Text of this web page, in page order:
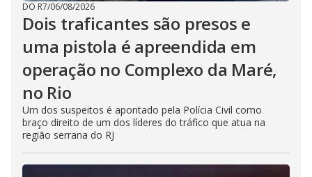
DO R7/06/08/2026
Dois traficantes são presos e
uma pistola é apreendida em
operação no Complexo da Maré,
no Rio
Um dos suspeitos é apontado pela Polícia Civil como
braço direito de um dos líderes do tráfico que atua na
região serrana do RJ